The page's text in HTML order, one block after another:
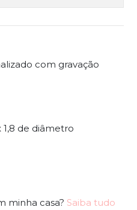
com gravação
de diâmetro
minha casa? Saiba tudo